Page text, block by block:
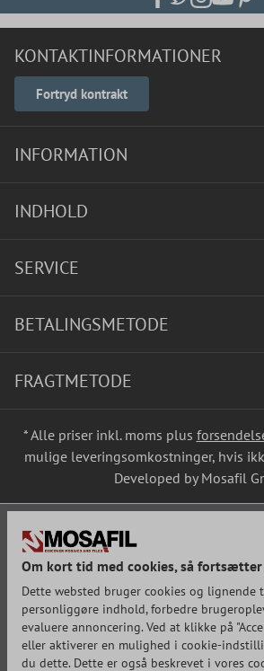
KONTAKTINFORMATIONER
Fortryd kontrakt
INFORMATION
INDHOLD
SERVICE
BETALINGSMETODE
FRAGTMETODE
* Alle priser inkl. moms plus
mulige leveringsomkostninger, hvis
Developed by Mosafil
Om kort tid med cookies, så fortsætter
Dette websted bruger cookies og
personliggøre indhold, forbedre
evaluere annoncering. Ved at klikke på
eller aktiverer en mulighed i cookie-
du dette. Dette er også beskrevet i vores